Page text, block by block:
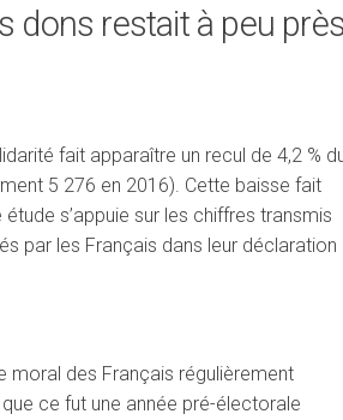
dons restait à peu près
fait apparaître un recul de 4,2 %
5 276 en 2016). Cette baisse fait
s’appuie sur les chiffres transmis
par les Français dans leur déclaration
moral des Français régulièrement
ce fut une année pré-électorale